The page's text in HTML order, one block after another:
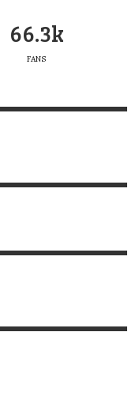
66.3k
FANS